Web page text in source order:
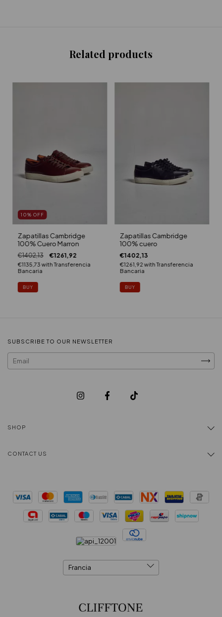
Related products
10% OFF
Zapatillas Cambridge
100% Cuero Marron
€1402,13 €1261,92
€1135,73with Transferencia
Bancaria
BUY
Zapatillas Cambridge
100% cuero
€1402,13
€1261,92withTransferencia
Bancaria
BUY
SUBSCRIBE TO OUR NEWSLETTER
SHOP
CONTACT US